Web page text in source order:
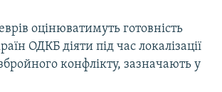
оцінюватимуть готовність
ОДКБ діяти під час локалізації
конфлікту, зазначають у